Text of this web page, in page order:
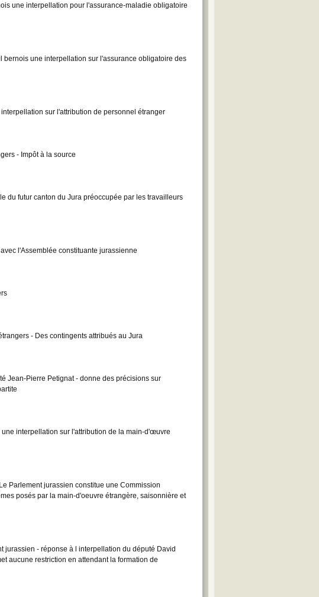
une interpellation pour l'assurance-maladie obligatoire
une interpellation sur l'assurance obligatoire des
sur l'attribution de personnel étranger
- Impôt à la source
du futur canton du Jura préoccupée par les travailleurs
l'Assemblée constituante jurassienne
- Des contingents attribués au Jura
Jean-Pierre Petignat - donne des précisions sur
interpellation sur l'attribution de la main-d'œuvre
Parlement jurassien constitue une Commission
posés par la main-d'oeuvre étrangère, saisonnière et
jurassien - réponse à l interpellation du député David
aucune restriction en attendant la formation de